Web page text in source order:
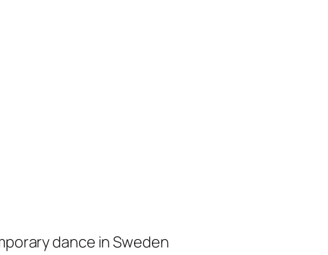
dance in Sweden